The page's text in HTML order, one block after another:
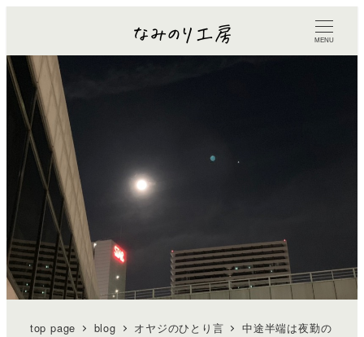
MENU
top page blog オヤジのひとり言
中途半端は夜勤の